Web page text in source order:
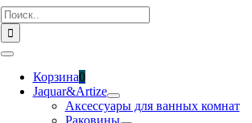
Результат
поиска:
Toggle
NavigationКорзина0
Jaquar&Artize
Аксессуары для ванных комнат
Раковины